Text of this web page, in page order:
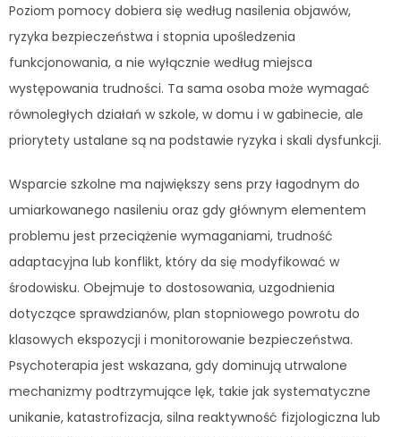
Poziom pomocy dobiera się według nasilenia objawów,
ryzyka bezpieczeństwa i stopnia upośledzenia
funkcjonowania, a nie wyłącznie według miejsca
występowania trudności. Ta sama osoba może wymagać
równoległych działań w szkole, w domu i w gabinecie, ale
priorytety ustalane są na podstawie ryzyka i skali dysfunkcji.
Wsparcie szkolne ma największy sens przy łagodnym do
umiarkowanego nasileniu oraz gdy głównym elementem
problemu jest przeciążenie wymaganiami, trudność
adaptacyjna lub konflikt, który da się modyfikować w
środowisku. Obejmuje to dostosowania, uzgodnienia
dotyczące sprawdzianów, plan stopniowego powrotu do
klasowych ekspozycji i monitorowanie bezpieczeństwa.
Psychoterapia jest wskazana, gdy dominują utrwalone
mechanizmy podtrzymujące lęk, takie jak systematyczne
unikanie, katastrofizacja, silna reaktywność fizjologiczna lub